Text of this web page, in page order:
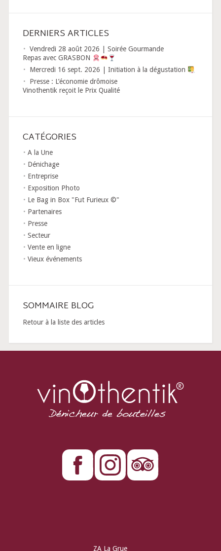
DERNIERS ARTICLES
Vendredi 28 août 2026 | Soirée Gourmande
Repas avec GRASBON
Mercredi 16 sept. 2026 | Initiation à la dégustation
Presse : L’économie drômoise
Vinothentik reçoit le Prix Qualité
CATÉGORIES
A la Une
Dénichage
Entreprise
Exposition Photo
Le Bag in Box "Fut Furieux ©"
Partenaires
Presse
Secteur
Vente en ligne
Vieux événements
SOMMAIRE BLOG
Retour à la liste des articles
ZA La Grue